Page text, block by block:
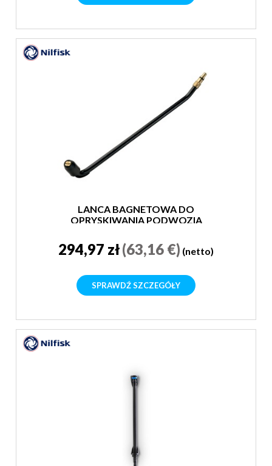
LANCA BAGNETOWA DO
OPRYSKIWANIA PODWOZIA
294,97 zł(63,16 €) (netto)
SPRAWDŹ SZCZEGÓŁY